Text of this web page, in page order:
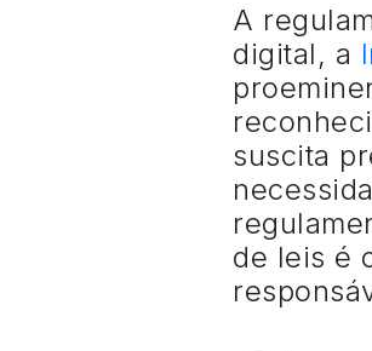
A
digital, a
suscita
de leis é